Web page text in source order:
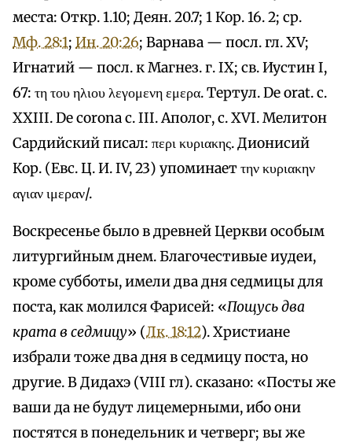
места: Откр. 1.10; Деян. 20.7; 1 Кор. 16. 2; ср.
Мф. 28:1; Ин. 20:26; Варнава — посл. гл. XV;
Игнатий — посл. к Магнез. г. IX; св. Иустин I,
67: τη του ηλιου λεγομενη εμερα. Tертул. De orat. c.
XXIII. De corona c. III. Аполог, с. XVI. Мелитон
Сардийский писал: περι κυριακης. Дионисий
Кор. (Евс. Ц. И. IV, 23) упоминает την κυριακην
αγιαν ιμεραν/.
Воскресенье было в древней Церкви особым
литургийным днем. Благочестивые иудеи,
кроме субботы, имели два дня седмицы для
поста, как молился Фарисей: «Пощусь два
крата в седмицу» (Лк. 18:12). Христиане
избрали тоже два дня в седмицу поста, но
другие. В Дидахэ (VIII гл). сказано: «Посты же
ваши да не будут лицемерными, ибо они
постятся в понедельник и четверг; вы же